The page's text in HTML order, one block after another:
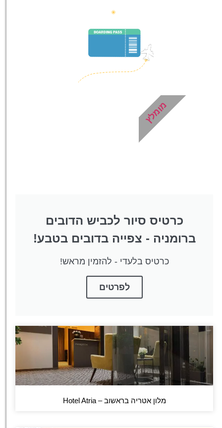
הדרכה מקצועית ואינפורמטיבית
במיוחד עבורכם!
לחצו פה!
כרטיס סיור לכביש הדובים
ברומניה - צפייה בדובים בטבע!
כרטיס בלעדי - להזמין מראש!
לפרטים
מומלץ
מלון אטריה בראשוב – Hotel Atria